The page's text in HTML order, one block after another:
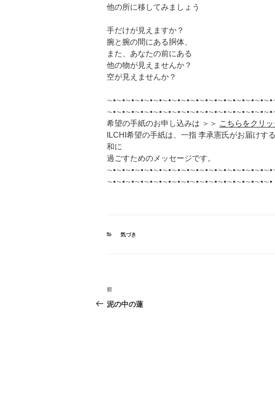
他の所に移してみましょう
手だけが見えますか？
腕と腕の間にある胴体、
また、あなたの前にある
他の物が見えませんか？
空が見えませんか？
希望の手紙のお申し込みは ＞＞ こちらをクリッ
ILCHI希望の手紙は、一指 李承憲氏がお届けす
和に
過ごすためのメッセージです。
∼•∼•∼•∼•∼•∼•∼•∼•∼•∼•∼•∼•∼•∼•∼•∼•∼•∼•
カ
気づき
投
稿
前
の
前
泥の中の蓮